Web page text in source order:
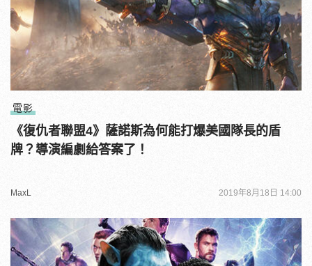
電影
《復仇者聯盟4》薩諾斯為何能打爆美國隊長的盾
牌？導演編劇給答案了！
MaxL 2019年8月18日 14:00